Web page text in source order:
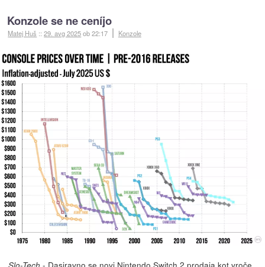
Konzole se ne ceníjo
Matej Huš ::29. avg 2025ob 22:17 Konzole